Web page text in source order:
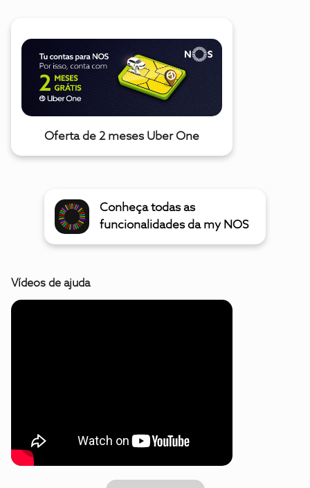
Oferta de 2 meses Uber One
Conheça todas as
funcionalidades da my NOS
Vídeos de ajuda